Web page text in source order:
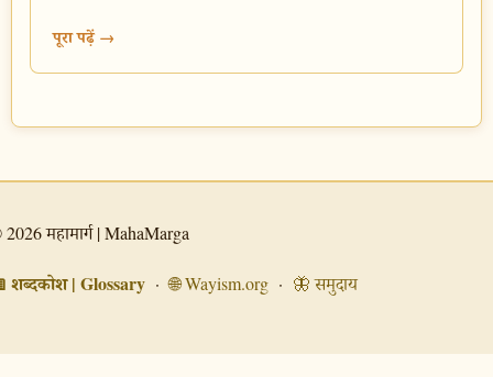
पूरा पढ़ें →
महामार्ग | MahaMarga
शब्दकोश | Glossary ·🌐 Wayism.org · 🦋 समुदाय